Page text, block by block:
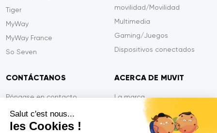
Salut c'est nous...
les Cookies !
Tiger
MyWay
MyWay France
So Seven
movilidad/Movilidad
Multimedia
Gaming/Juegos
Dispositivos conectados
CONTÁCTANOS
Póngase en contacto
Pago seguro
Eficiencia en el servicio
ACERCA DE MUVIT
La marca
Sala de prensa
Privacidad